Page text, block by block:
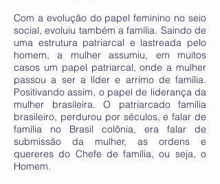
Com a evolução do papel feminino no seio
social, evoluiu também a família. Saindo de
uma estrutura patriarcal e lastreada pelo
homem, a mulher assumiu, em muitos
casos um papel patriarcal, onde a mulher
passou a ser a líder e arrimo de família.
Positivando assim, o papel de liderança da
mulher brasileira. O patriarcado família
brasileiro, perdurou por séculos, e falar de
família no Brasil colônia, era falar de
submissão da mulher, as ordens e
quereres do Chefe de família, ou seja, o
Homem.